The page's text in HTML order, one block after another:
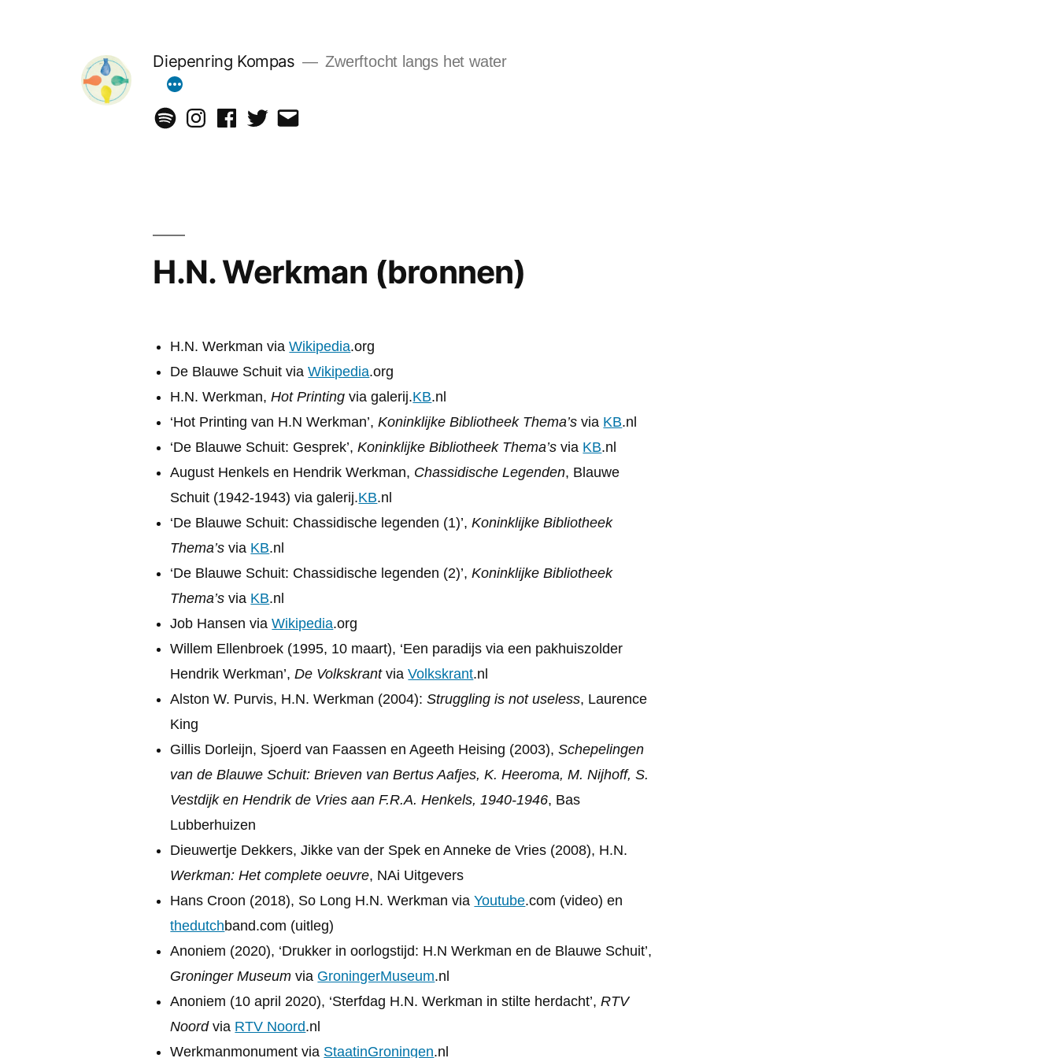
Diepenring Kompas Zwerftocht langs het water
SpotifyInstagramFacebook
TwitterEmail
H.N. Werkman (bronnen)
H.N. Werkman viaWikipedia.org
De Blauwe Schuit viaWikipedia.org
H.N. Werkman,Hot Printing via galerij.KB.nl
‘Hot Printing van H.N Werkman’,Koninklijke Bibliotheek Thema’s via KB.nl
‘De Blauwe Schuit: Gesprek’,Koninklijke Bibliotheek Thema’s via KB.nl
August Henkels en Hendrik Werkman, Chassidische Legenden, Blauwe
Schuit (1942-1943) via galerij.KB.nl
‘De Blauwe Schuit: Chassidische legenden (1)’,Koninklijke Bibliotheek
Thema’s via KB.nl
‘De Blauwe Schuit: Chassidische legenden (2)’,Koninklijke Bibliotheek
Thema’s via KB.nl
Job Hansen viaWikipedia.org
Willem Ellenbroek (1995, 10 maart), ‘Een paradijs via een pakhuiszolder
Hendrik Werkman’,De VolkskrantviaVolkskrant.nl
Alston W. Purvis, H.N. Werkman (2004):Struggling is not useless, Laurence
King
Gillis Dorleijn, Sjoerd van Faassen en Ageeth Heising (2003),Schepelingen
van de Blauwe Schuit: Brieven van Bertus Aafjes, K. Heeroma, M. Nijhoff, S.
Vestdijk en Hendrik de Vries aan F.R.A. Henkels, 1940-1946, Bas
Lubberhuizen
Dieuwertje Dekkers, Jikke van der Spek en Anneke de Vries (2008), H.N.
Werkman: Het complete oeuvre, NAi Uitgevers
Hans Croon (2018), So Long H.N. Werkman viaYoutube.com (video) en
thedutchband.com (uitleg)
Anoniem (2020), ‘Drukker in oorlogstijd: H.N Werkman en de Blauwe Schuit’,
Groninger Museum via GroningerMuseum.nl
Anoniem (10 april 2020), ‘Sterfdag H.N. Werkman in stilte herdacht’,RTV
Noordvia RTV Noord.nl
Werkmanmonument via StaatinGroningen.nl